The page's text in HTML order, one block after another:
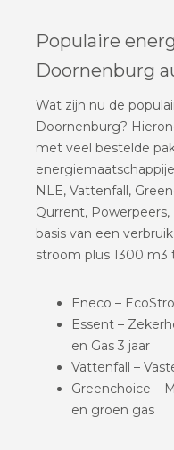
Populaire
Doornenburg
Wat zijn nu de
Doornenburg?
met veel bestelde
NLE, Vattenfall,
Qurrent,
basis van een
stroom plus 1300 m3
Eneco –
Essent –
en Gas 3 jaar
Vattenfall –
Greenchoice –
en groen gas